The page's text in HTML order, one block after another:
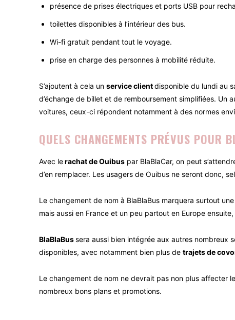
présence de prises électriques et ports USB pour
toilettes disponibles à l’intérieur des bus.
Wi-fi gratuit pendant tout le voyage.
prise en charge des personnes à mobilité réduite.
S’ajoutent à cela un service clientdisponible du lundi au
d’échange de billet et de remboursement simplifiées. Un
voitures, ceux-ci répondent notamment à des normes
QUELS CHANGEMENTS PRÉVUS POUR
Avec lerachat de Ouibus par BlaBlaCar, on peut
d’en remplacer. Les usagers de Ouibus ne seront donc,
Le changement de nom à BlaBlaBus marquera surtout
mais aussi en France et un peu partout en Europe
BlaBlaBussera aussi bien intégrée aux autres nombreux
disponibles, avec notamment bien plus de trajets de
Le changement de nom ne devrait pas non plus affecter
nombreux bons plans et promotions.